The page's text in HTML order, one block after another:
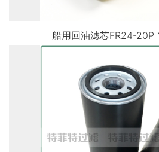
船用回油滤芯FR24-20P